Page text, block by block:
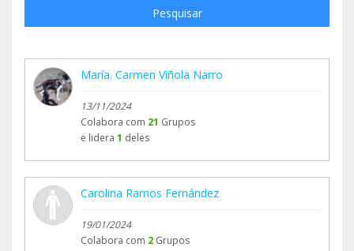
Pesquisar
María. Carmen Viñola Narro
13/11/2024
Colabora com 21 Grupos
e lidera 1 deles
Carolina Ramos Fernández
19/01/2024
Colabora com 2 Grupos